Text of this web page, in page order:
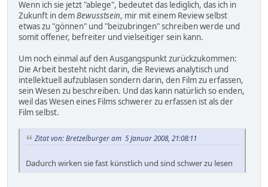
Wenn ich sie jetzt "ablege", bedeutet das lediglich, das ich in
Zukunft in demBewusstsein, mir mit einem Review selbst
etwas zu "gönnen" und "beizubringen" schreiben werde und
somit offener, befreiter und vielseitiger sein kann.
Um noch einmal auf den Ausgangspunkt zurückzukommen:
Die Arbeit besteht nicht darin, die Reviews analytisch und
intellektuell aufzublasen sondern darin, den Film zu erfassen,
sein Wesen zu beschreiben. Und das kann natürlich so enden,
weil das Wesen eines Films schwerer zu erfassen ist als der
Film selbst.
Zitat von: Bretzelburger am 5 Januar 2008, 21:08:11
Dadurch wirken sie fast künstlich und sind schwer zu lesen